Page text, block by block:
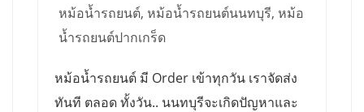
หม้อน้ำรถยนต์, หม้อน้ำรถยนต์นนทบุรี, หม้อ
น้ำรถยนต์ปากเกร็ด
หม้อน้ำรถยนต์ มี Order เข้าทุกวัน เราจัดส่ง
ทันที ตลอด ทั้งวัน.. นนทบุรีจะเกิดปัญหาและ